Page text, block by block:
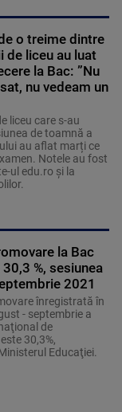
o treime dintre
de liceu au luat
la Bac: ”Nu
nu vedeam un
liceu care s-au
de toamnă a
au aflat marți ce
Notele au fost
ul edu.ro și la
la Bac
%, sesiunea
2021
înregistrată în
- septembrie a
de
30,3%,
Educaţiei.